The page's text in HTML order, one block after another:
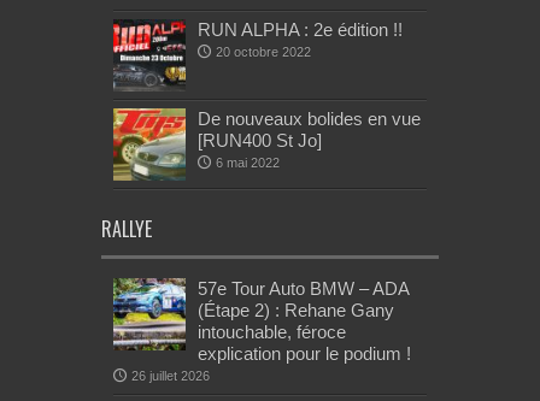
RUN ALPHA : 2e édition !!
20 octobre 2022
De nouveaux bolides en vue
[RUN400 St Jo]
6 mai 2022
RALLYE
57e Tour Auto BMW – ADA
(Étape 2) : Rehane Gany
intouchable, féroce
explication pour le podium !
26 juillet 2026